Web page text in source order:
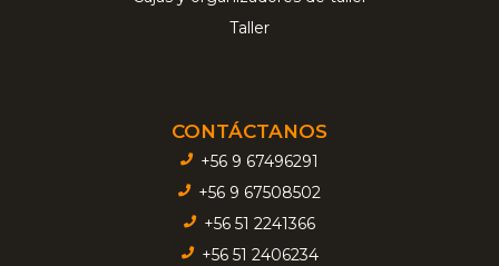
Taller
CONTÁCTANOS
+56 9 67496291
+56 9 67508502
+56 51 2241366
+56 51 2406234